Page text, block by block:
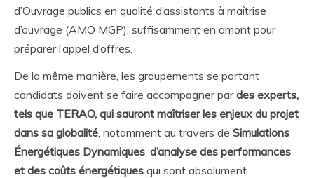
d’Ouvrage publics en qualité d’assistants à maîtrise
d’ouvrage (AMO MGP), suffisamment en amont pour
préparer l’appel d’offres.
De la même manière, les groupements se portant
candidats doivent se faire accompagner pardes experts,
tels que TERAO, qui sauront maîtriser les enjeux du projet
dans sa globalité, notamment au travers de Simulations
Énergétiques Dynamiques, d’analyse des performances
et des coûts énergétiques qui sont absolument